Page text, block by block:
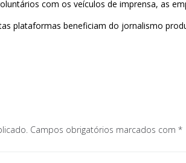
com os veículos de imprensa, as
plataformas beneficiam do jornalismo
Campos obrigatórios marcados com *